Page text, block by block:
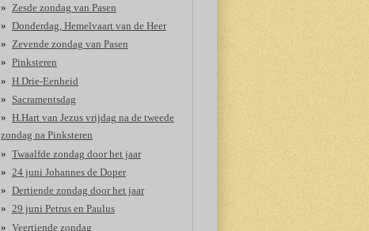
Zesde zondag van Pasen
Donderdag, Hemelvaart van de Heer
Zevende zondag van Pasen
Pinksteren
H.Drie-Eenheid
Sacramentsdag
H.Hart van Jezus vrijdag na de tweede
zondag na Pinksteren
Twaalfde zondag door het jaar
24 juni Johannes de Doper
Dertiende zondag door het jaar
29 juni Petrus en Paulus
Veertiende zondag